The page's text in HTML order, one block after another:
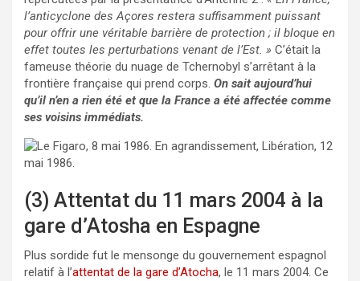
l’anticyclone des Açores restera suffisamment puissant
pour offrir une véritable barrière de protection ; il bloque en
effet toutes les perturbations venant de l’Est. » C’était la
fameuse théorie du nuage de Tchernobyl s’arrêtant à la
frontière française qui prend corps. On sait aujourd’hui
qu’il n’en a rien été et que la France a été affectée comme
ses voisins immédiats.
(3) Attentat du 11 mars 2004 à la
gare d’Atosha en Espagne
Plus sordide fut le mensonge du gouvernement espagnol
relatif à l’attentat de la gare d’Atocha, le 11 mars 2004. Ce